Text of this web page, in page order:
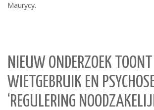
Maurycy.
NIEUW ONDERZOEK
WIETGEBRUIK EN
‘REGULERING